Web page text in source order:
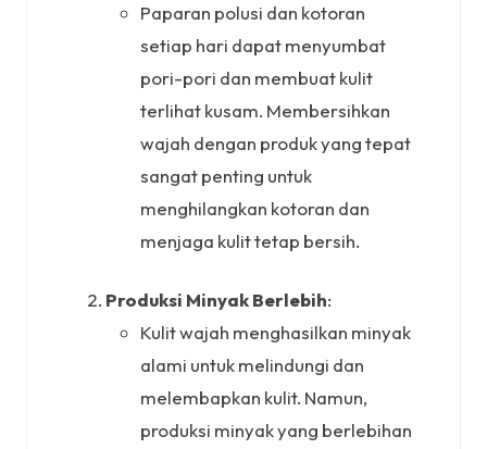
Paparan polusi dan kotoran
setiap hari dapat menyumbat
pori-pori dan membuat kulit
terlihat kusam. Membersihkan
wajah dengan produk yang tepat
sangat penting untuk
menghilangkan kotoran dan
menjaga kulit tetap bersih.
Produksi Minyak Berlebih:
Kulit wajah menghasilkan minyak
alami untuk melindungi dan
melembapkan kulit. Namun,
produksi minyak yang berlebihan